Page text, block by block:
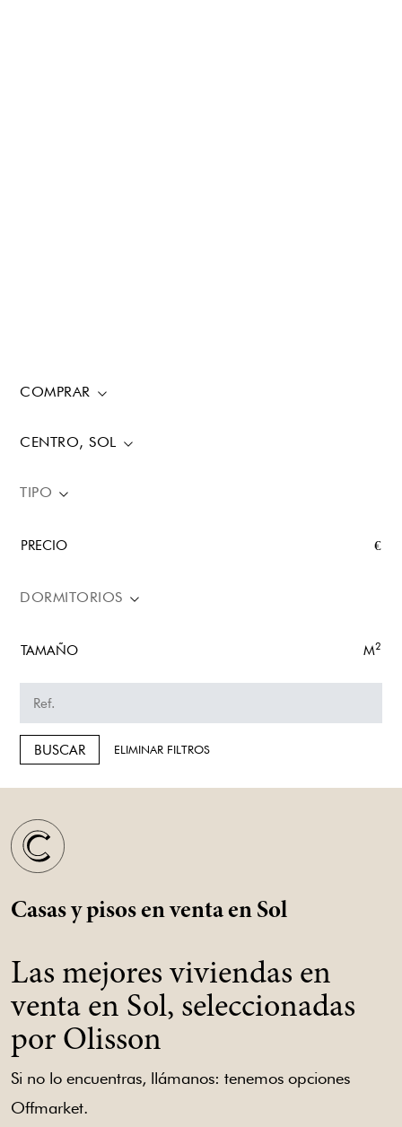
COMPRAR
CENTRO, SOL
TIPO
PRECIO €
DORMITORIOS
TAMAÑO M2
BUSCAR ELIMINAR FILTROS
Casas y pisos en venta en Sol
Las mejores viviendas en
venta en Sol, seleccionadas
por Olisson
Si no lo encuentras, llámanos: tenemos opciones
Offmarket.